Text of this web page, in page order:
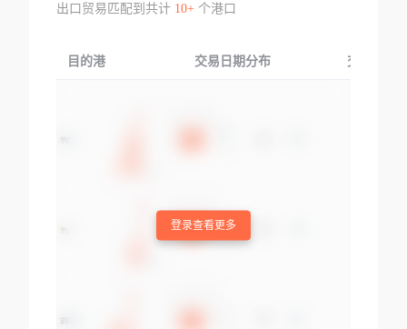
出口贸易匹配到共计 10+个港口
目的港 交易日期分布 交易产品
登录查看更多